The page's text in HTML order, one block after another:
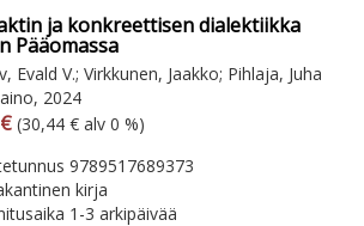
ja konkreettisen dialektiikka
Pääomassa
Evald V.; Virkkunen, Jaakko; Pihlaja, Juha
2024
hinta
Arvonlisäveroton hinta
(30,44 € alv 0 %)
9789517689373
kirja
1-3 arkipäivää